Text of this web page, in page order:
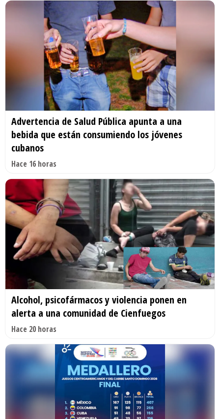
Advertencia de Salud Pública apunta a una
bebida que están consumiendo los jóvenes
cubanos
Hace 16 horas
Alcohol, psicofármacos y violencia ponen en
alerta a una comunidad de Cienfuegos
Hace 20 horas